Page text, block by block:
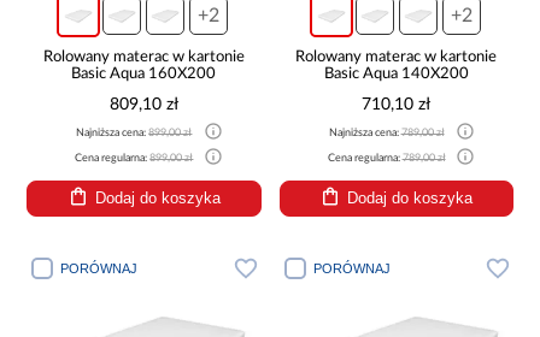
+2
Rolowany materac w kartonie
Basic Aqua 160X200
809,10 zł
Najniższa cena:899,00 zł
Cena regularna:899,00 zł
Dodaj do koszyka
+2
Rolowany materac w kartonie
Basic Aqua 140X200
710,10 zł
Najniższa cena:789,00 zł
Cena regularna:789,00 zł
Dodaj do koszyka
PORÓWNAJ PORÓWNAJ